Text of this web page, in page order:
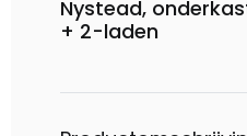
Nystead,
+ 2-laden